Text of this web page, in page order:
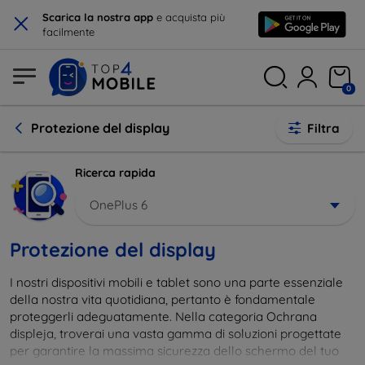
× Scarica la nostra app e acquista più
facilmente
0
Protezione del display Filtra
Ricerca rapida
OnePlus 6
Protezione del display
I nostri dispositivi mobili e tablet sono una parte essenziale
della nostra vita quotidiana, pertanto è fondamentale
proteggerli adeguatamente. Nella categoria Ochrana
displeja, troverai una vasta gamma di soluzioni progettate
per garantire la massima sicurezza dello schermo del tuo